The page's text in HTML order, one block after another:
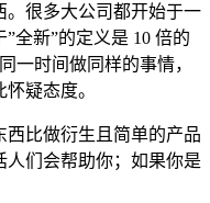
。很多大公司都开始于一
全新”的定义是 10 倍的
一时间做同样的事情，
疑态度。
比做衍生且简单的产品
人们会帮助你；如果你是